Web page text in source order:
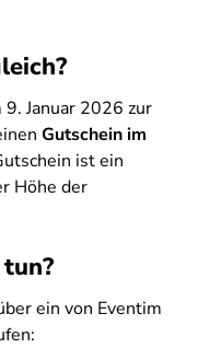
Januar 2026 zur
Gutschein im
ist ein
Höhe der
ein von Eventim